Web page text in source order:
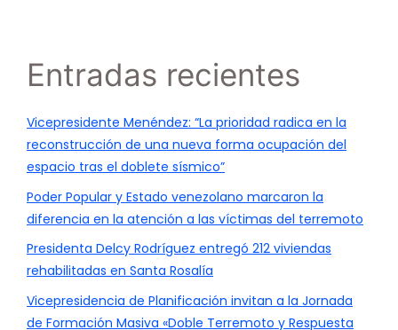
Entradas recientes
Vicepresidente Menéndez: “La prioridad radica en la
reconstrucción de una nueva forma ocupación del
espacio tras el doblete sísmico”
Poder Popular y Estado venezolano marcaron la
diferencia en la atención a las víctimas del terremoto
Presidenta Delcy Rodríguez entregó 212 viviendas
rehabilitadas en Santa Rosalía
Vicepresidencia de Planificación invitan a la Jornada
de Formación Masiva «Doble Terremoto y Respuesta